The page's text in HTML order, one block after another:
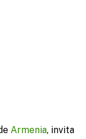
Armenia, invita